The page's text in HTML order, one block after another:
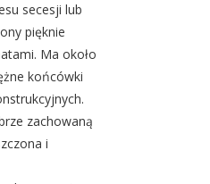
secesji lub
pięknie
Ma około
końcówki
zachowaną
i